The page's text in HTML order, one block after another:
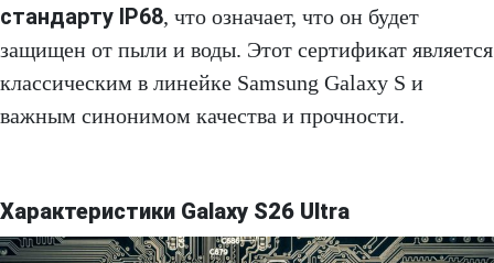
стандарту IP68, что означает, что он будет
защищен от пыли и воды. Этот сертификат является
классическим в линейке Samsung Galaxy S и
важным синонимом качества и прочности.
Характеристики Galaxy S26 Ultra